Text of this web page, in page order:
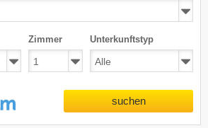
Zimmer Unterkunftstyp
suchen